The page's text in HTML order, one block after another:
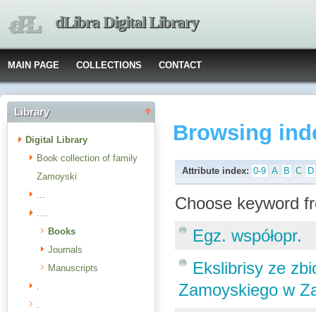
dLibra Digital Library
MAIN PAGE COLLECTIONS CONTACT
Library
Digital Library
Book collection of family
Zamoyski
...
....
Books
Journals
Manuscripts
.
.
Browsing
Attribute index: 0-9 A B C D
Choose keyword
Egz. współopr.
Ekslibrisy ze
Zamoyskiego w